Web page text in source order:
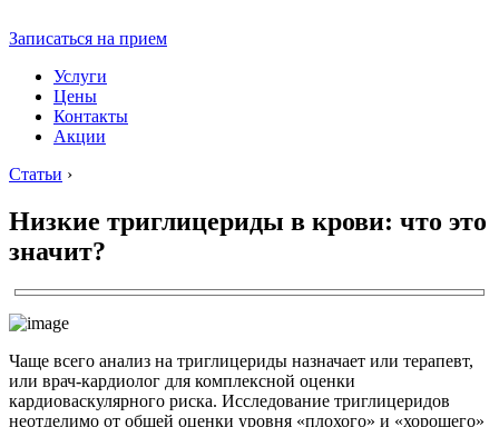
Записаться на прием
Услуги
Цены
Контакты
Акции
Статьи ›
Низкие триглицериды в крови: что это
значит?
Чаще всего анализ на триглицериды назначает или терапевт,
или врач-кардиолог для комплексной оценки
кардиоваскулярного риска. Исследование триглицеридов
неотделимо от общей оценки уровня «плохого» и «хорошего»